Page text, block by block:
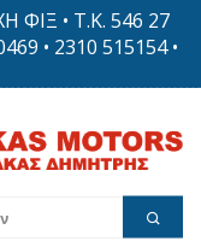
• Τ.Κ. 546 27
• 2310 515154 •